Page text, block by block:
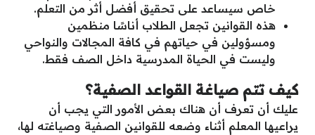
خاص سيساعد على تحقيق أفضل أثر من التعلم.
هذه القوانين تجعل الطلاب أناسًا منظمين
ومسؤولين في حياتهم في كافة المجالات والنواحي
وليست في الحياة المدرسية داخل الصف فقط.
كيف تتم صياغة القواعد الصفية؟
عليك أن تعرف أن هناك بعض الأمور التي يجب أن
يراعيها المعلم أثناء وضعه للقوانين الصفية وصياغته لها،